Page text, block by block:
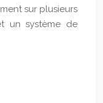
sur plusieurs
un système de